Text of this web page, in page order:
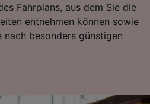
Fahrplans, aus dem Sie die
entnehmen können sowie
besonders günstigen